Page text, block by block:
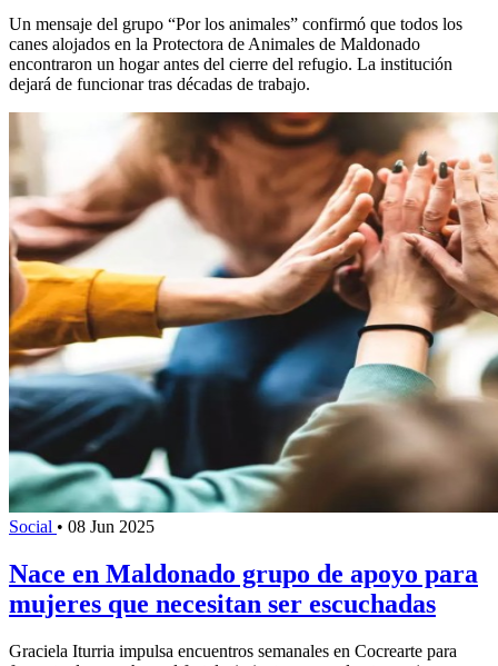
Un mensaje del grupo “Por los animales” confirmó que todos los
canes alojados en la Protectora de Animales de Maldonado
encontraron un hogar antes del cierre del refugio. La institución
dejará de funcionar tras décadas de trabajo.
Social • 08 Jun 2025
Nace en Maldonado grupo de apoyo para
mujeres que necesitan ser escuchadas
Graciela Iturria impulsa encuentros semanales en Cocrearte para